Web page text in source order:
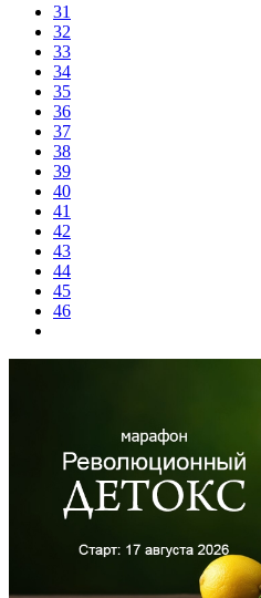
31
32
33
34
35
36
37
38
39
40
41
42
43
44
45
46